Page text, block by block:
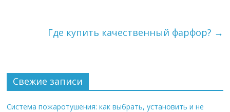
Где купить качественный фарфор? →
Свежие записи
Система пожаротушения: как выбрать, установить и не